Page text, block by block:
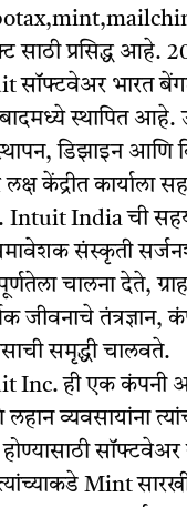
साठी प्रसिद्ध आहे.
सॉफ्टवेअर भारत
स्थापित आहे.
डिझाइन आणि
लक्ष केंद्रीत कार्याला
Intuit India ची
संस्कृती
चालना देते,
जीवनाचे तंत्रज्ञान,
समृद्धी चालवते.
Inc. ही एक कंपनी
व्यवसायांना
Mint